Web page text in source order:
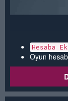
Hesaba
Oyun